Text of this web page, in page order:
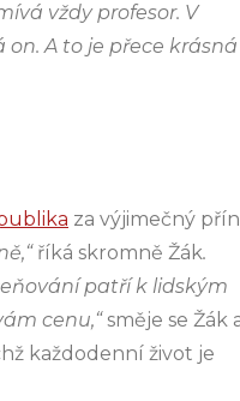
vždy profesor. V
A to je přece krásná
za výjimečný
říká skromně Žák.
patří k lidským
cenu,“směje se Žák
každodenní život je